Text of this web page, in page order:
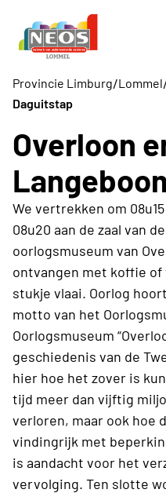
Provincie Limburg/Lommel
Daguitstap
Overloon
We vertrekken om
08u20 aan de zaal van
oorlogsmuseum van
ontvangen met koffie
stukje vlaai. Oorlog
motto van het
Oorlogsmuseum
geschiedenis van de
hier hoe het zover is
tijd meer dan vijftig
verloren, maar ook hoe
vindingrijk met
is aandacht voor het
vervolging. Ten slotte